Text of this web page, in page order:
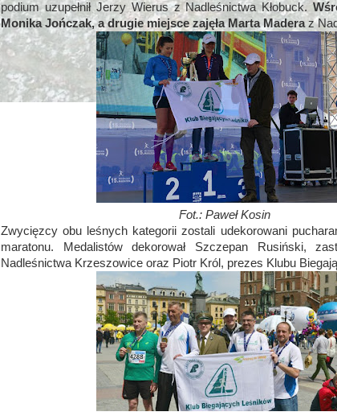
podium uzupełnił Jerzy Wierus z Nadleśnictwa Kłobuck.
Monika Jończak, a drugie miejsce zajęła Marta Maderaz
Fot.: Paweł Kosin
Zwycięzcy obu leśnych kategorii zostali udekorowani
maratonu. Medalistów dekorował Szczepan Rusiński,
Nadleśnictwa Krzeszowice oraz Piotr Król, prezes Klubu